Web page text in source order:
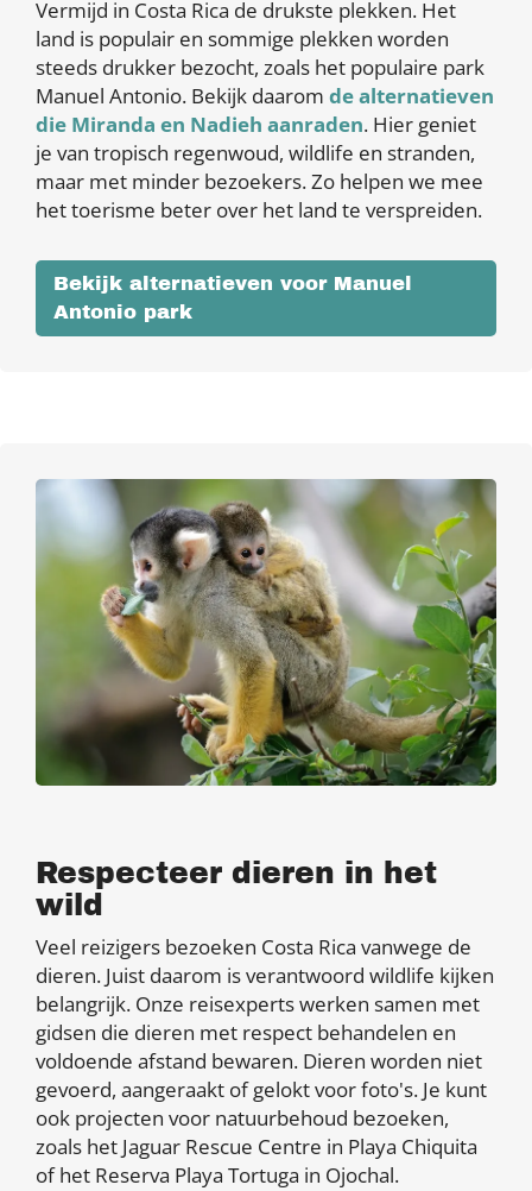
Vermijd in Costa Rica de drukste plekken. Het
land is populair en sommige plekken worden
steeds drukker bezocht, zoals het populaire park
Manuel Antonio. Bekijk daarom de alternatieven
die Miranda en Nadieh aanraden. Hier geniet
je van tropisch regenwoud, wildlife en stranden,
maar met minder bezoekers. Zo helpen we mee
het toerisme beter over het land te verspreiden.
Bekijk alternatieven voor Manuel
Antonio park
Respecteer dieren in het
wild
Veel reizigers bezoeken Costa Rica vanwege de
dieren. Juist daarom is verantwoord wildlife kijken
belangrijk. Onze reisexperts werken samen met
gidsen die dieren met respect behandelen en
voldoende afstand bewaren. Dieren worden niet
gevoerd, aangeraakt of gelokt voor foto's. Je kunt
ook projecten voor natuurbehoud bezoeken,
zoals het Jaguar Rescue Centre in Playa Chiquita
of het Reserva Playa Tortuga in Ojochal.